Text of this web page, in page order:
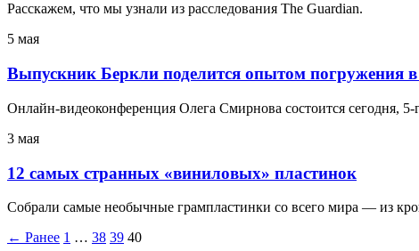
Расскажем, что мы узнали из расследования The Guardian.
5 мая
Выпускник Беркли поделится опытом
Онлайн‑видеоконференция Олега Смирнова состоится сегодня,
3 мая
12 самых странных «виниловых» пластинок
Собрали самые необычные грампластинки со всего мира — из
← Ранее 1 … 38 39 40